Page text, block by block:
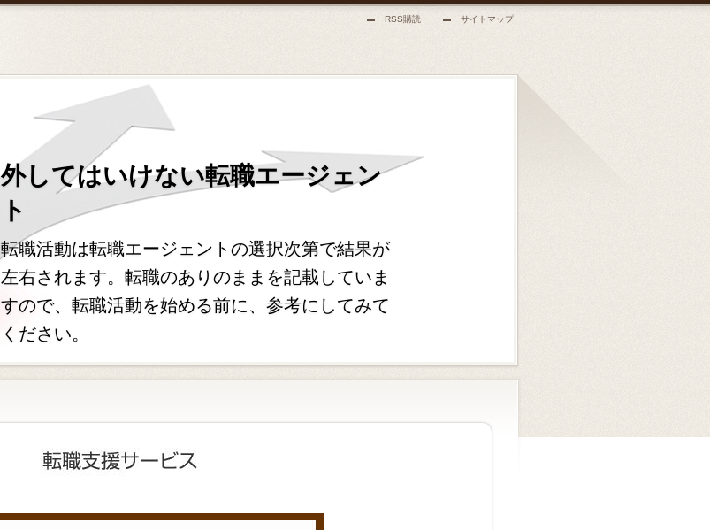
RSS購読 サイトマップ
外してはいけない転職エージェン
ト
転職活動は転職エージェントの選択次第で結果が
左右されます。転職のありのままを記載していま
すので、転職活動を始める前に、参考にしてみて
ください。